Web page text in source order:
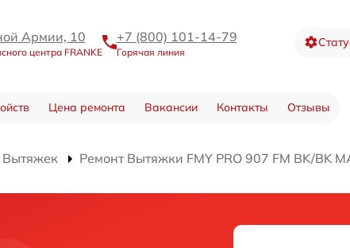
Армии, 10
центра FRANKE
+7 (800) 101-14-79
Горячая линия
Цена ремонта Вакансии Контакты Отзывы
Вытяжек Ремонт Вытяжки FMY PRO 907 FM BK/BK